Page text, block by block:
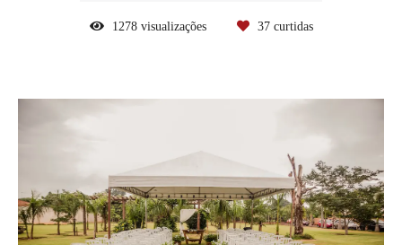
1278visualizações 37curtidas